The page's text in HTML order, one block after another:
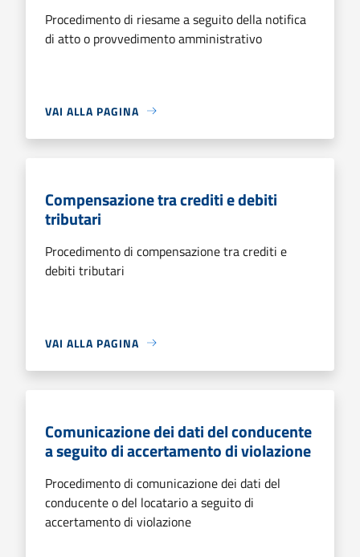
Procedimento di riesame a seguito della notifica
di atto o provvedimento amministrativo
VAI ALLA PAGINA
Compensazione tra crediti e debiti
tributari
Procedimento di compensazione tra crediti e
debiti tributari
VAI ALLA PAGINA
Comunicazione dei dati del conducente
a seguito di accertamento di violazione
Procedimento di comunicazione dei dati del
conducente o del locatario a seguito di
accertamento di violazione